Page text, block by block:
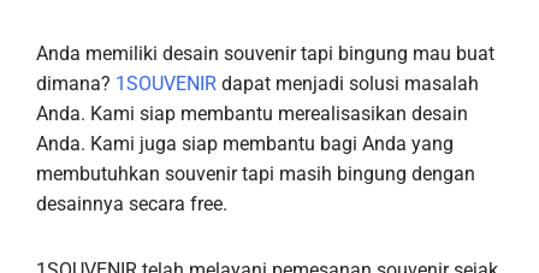
Anda memiliki desain souvenir tapi bingung mau buat
dimana? 1SOUVENIR dapat menjadi solusi masalah
Anda. Kami siap membantu merealisasikan desain
Anda. Kami juga siap membantu bagi Anda yang
membutuhkan souvenir tapi masih bingung dengan
desainnya secara free.